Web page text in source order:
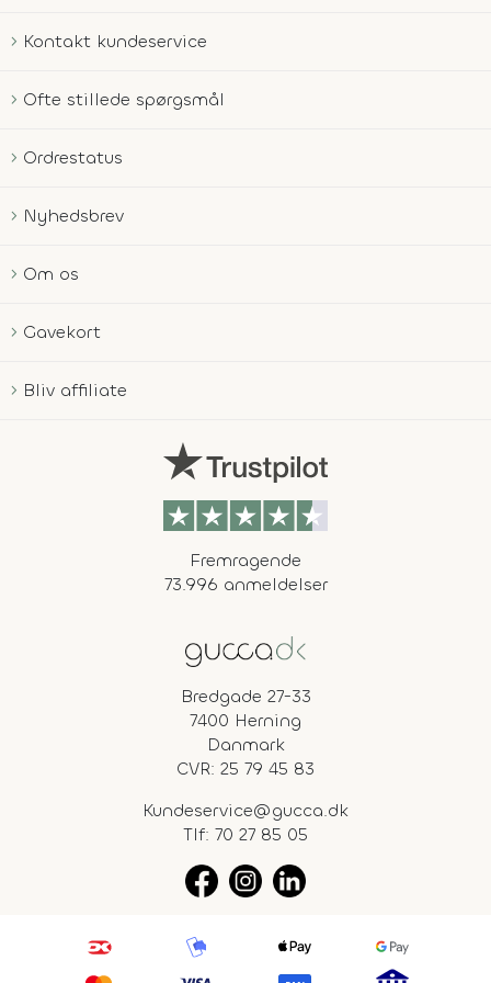
Kontakt kundeservice
Ofte stillede spørgsmål
Ordrestatus
Nyhedsbrev
Om os
Gavekort
Bliv affiliate
Fremragende
73.996 anmeldelser
Bredgade 27-33
7400 Herning
Danmark
CVR: 25 79 45 83
Kundeservice@gucca.dk
Tlf: 70 27 85 05